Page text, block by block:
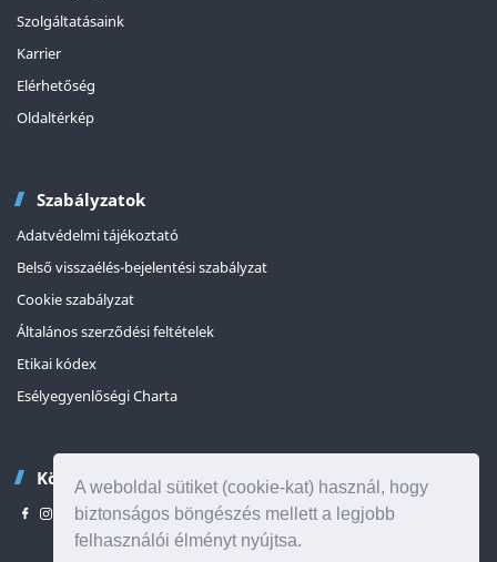
A weboldal sütiket (cookie-kat) használ, hogy
biztonságos böngészés mellett a legjobb
felhasználói élményt nyújtsa.
Szolgáltatásaink
Karrier
Elérhetőség
Oldaltérkép
Szabályzatok
Adatvédelmi tájékoztató
Belső visszaélés-bejelentési szabályzat
Cookie szabályzat
Általános szerződési feltételek
Etikai kódex
Esélyegyenlőségi Charta
Kövessen minket